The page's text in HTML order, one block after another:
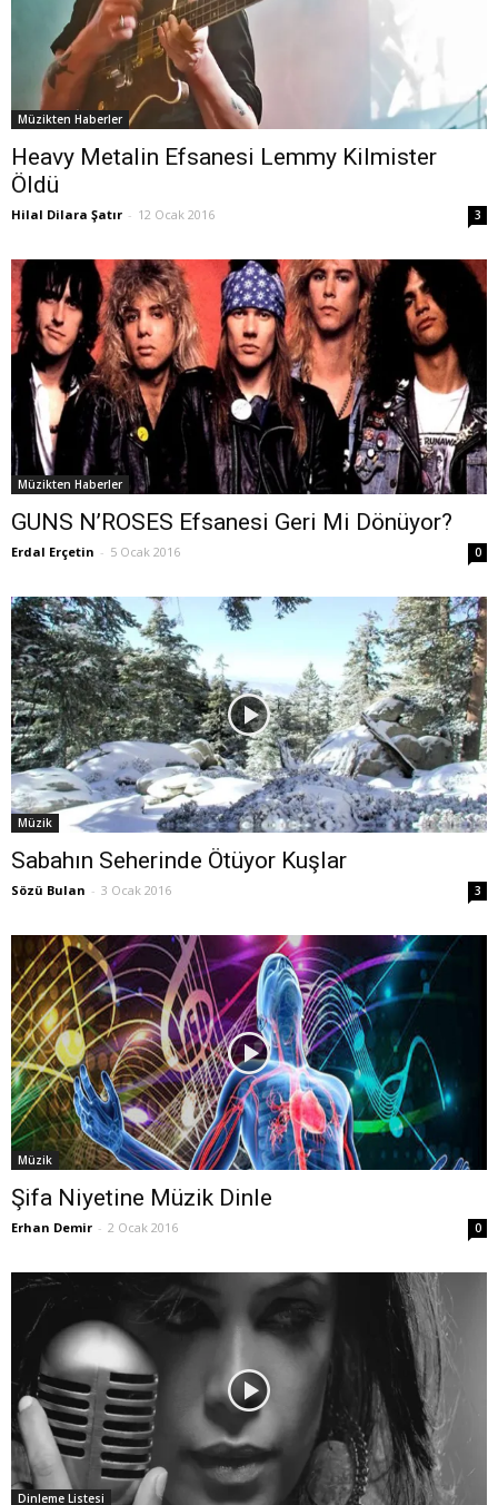
Müzikten Haberler
Heavy Metalin Efsanesi Lemmy Kilmister
Öldü
Hilal Dilara Şatır - 12 Ocak 2016 3
Müzikten Haberler
GUNS N’ROSES Efsanesi Geri Mi Dönüyor?
Erdal Erçetin - 5 Ocak 2016 0
Müzik
Sabahın Seherinde Ötüyor Kuşlar
Sözü Bulan - 3 Ocak 2016 3
Müzik
Şifa Niyetine Müzik Dinle
Erhan Demir - 2 Ocak 2016 0
Dinleme Listesi